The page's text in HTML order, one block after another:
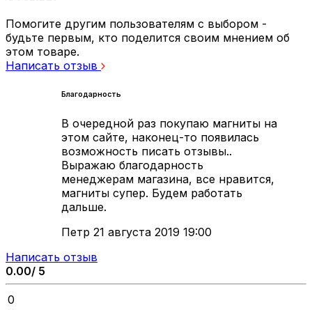
Помогите другим пользователям с выбором -
будьте первым, кто поделится своим мнением об
этом товаре.
Написать отзыв
Благодарность
В очередной раз покупаю магниты на
этом сайте, наконец-то появилась
возможность писать отзывы..
Выражаю благодарность
менеджерам магазина, все нравится,
магниты супер. Будем работать
дальше.
Петр 21 августа 2019 19:00
Написать отзыв
0.00/ 5
0